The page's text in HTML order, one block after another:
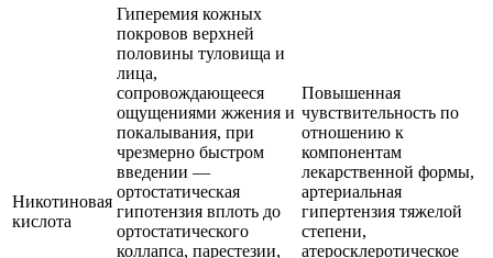
Никотиновая
кислота
Гиперемия кожных
покровов верхней
половины туловища и
лица,
сопровождающееся
ощущениями жжения и
покалывания, при
чрезмерно быстром
введении —
ортостатическая
гипотензия вплоть до
ортостатического
коллапса, парестезии,
Повышенная
чувствительность по
отношению к
компонентам
лекарственной формы,
артериальная
гипертензия тяжелой
степени,
атеросклеротическое